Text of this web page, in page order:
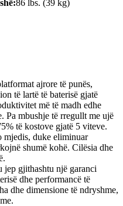
86 lbs. (39 kg)
ajrore të punës,
të lartë të baterisë gjatë
më të madh edhe
Pa mbushje të rregullt me ​​ujë
të kostove gjatë 5 viteve.
mjedis, duke eliminuar
shumë kohë. Cilësia dhe
jep gjithashtu një garanci
dhe performancë të
dhe dimensione të ndryshme,